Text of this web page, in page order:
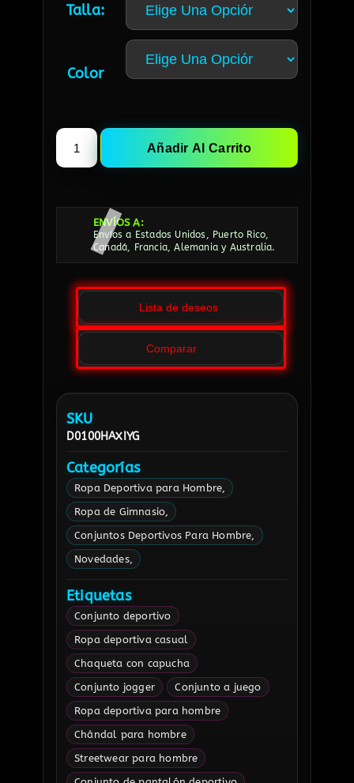
Talla:
Color
Añadir Al Carrito
ENVÍOS A:
Envíos a Estados Unidos, Puerto Rico,
Canadá, Francia, Alemania y Australia.
Lista de deseos
Comparar
SKU
D0100HAXIYG
Categorías
Ropa Deportiva para Hombre
Ropa de Gimnasio
Conjuntos Deportivos Para Hombre
Novedades
Etiquetas
Conjunto deportivo
Ropa deportiva casual
Chaqueta con capucha
Conjunto jogger
Conjunto a juego
Ropa deportiva para hombre
Chándal para hombre
Streetwear para hombre